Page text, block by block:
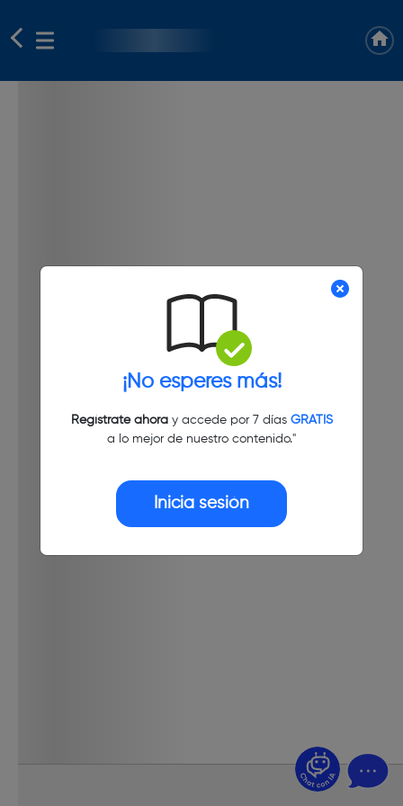
¡No esperes más!
Regístrate ahoray accede por 7 días GRATIS
a lo mejor de nuestro contenido."
Inicia sesión